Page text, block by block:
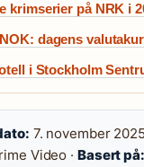
krimserier på NRK i
dagens
i Stockholm
7. november 2025
Video · Basert på: